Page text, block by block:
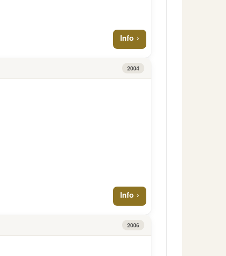
Info
2004
Info
2006